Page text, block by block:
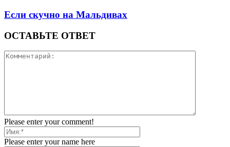
Если скучно на Мальдивах
ОСТАВЬТЕ ОТВЕТ
Please enter your comment!
Please enter your name here